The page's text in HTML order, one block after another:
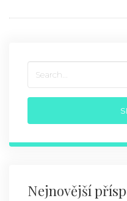
Nejnovější